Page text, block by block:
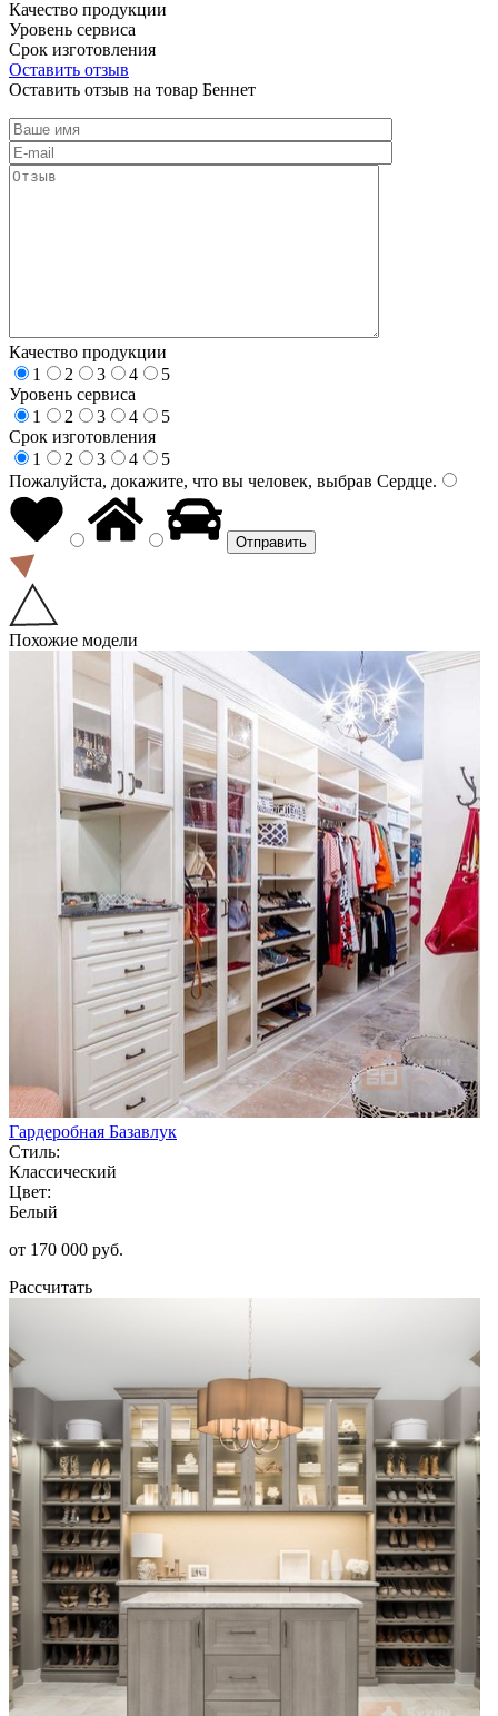
Качество продукции
Уровень сервиса
Срок изготовления
Оставить отзыв
Оставить отзыв на товар Беннет
Качество продукции
1
2 3 4
5
Уровень сервиса
1
2 3 4
5
Срок изготовления
1
2 3 4
5
Пожалуйста, докажите, что вы человек, выбрав Сердце.
Похожие модели
Гардеробная Базавлук
Стиль:
Классический
Цвет:
Белый
от 170 000 руб.
Рассчитать